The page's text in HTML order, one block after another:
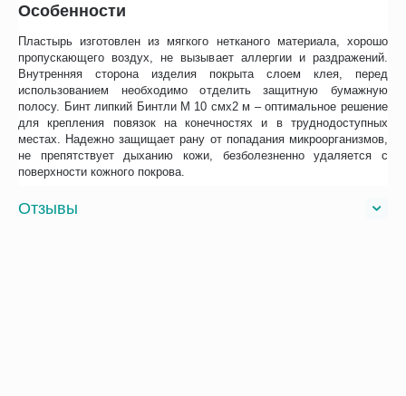
Особенности
Пластырь изготовлен из мягкого нетканого материала, хорошо
пропускающего воздух, не вызывает аллергии и раздражений.
Внутренняя сторона изделия покрыта слоем клея, перед
использованием необходимо отделить защитную бумажную
полосу. Бинт липкий Бинтли М 10 смх2 м – оптимальное решение
для крепления повязок на конечностях и в труднодоступных
местах. Надежно защищает рану от попадания микроорганизмов,
не препятствует дыханию кожи, безболезненно удаляется с
поверхности кожного покрова.
Отзывы